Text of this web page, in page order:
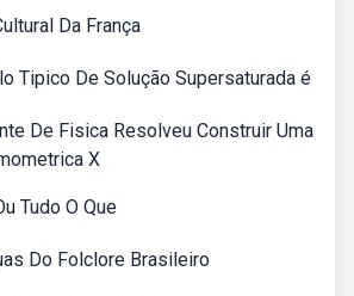
Da França
Tipico De Solução Supersaturada é
De Fisica Resolveu Construir Uma
X
Tudo O Que
Do Folclore Brasileiro